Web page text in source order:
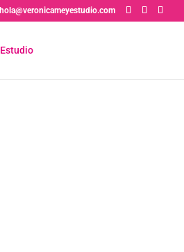
hola@veronicameyestudio.com